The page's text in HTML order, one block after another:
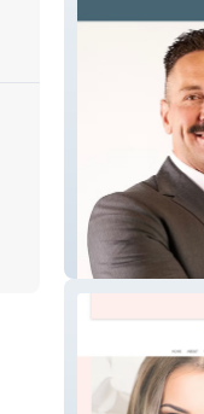
RD Insurance